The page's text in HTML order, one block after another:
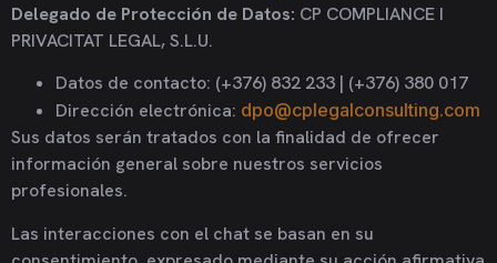
Delegado de Protección de Datos: CP COMPLIANCE I
PRIVACITAT LEGAL, S.L.U.
Datos de contacto: (+376) 832 233 | (+376) 380 017
Dirección electrónica: dpo@cplegalconsulting.com
Sus datos serán tratados con la finalidad de ofrecer
información general sobre nuestros servicios
profesionales.
Las interacciones con el chat se basan en su